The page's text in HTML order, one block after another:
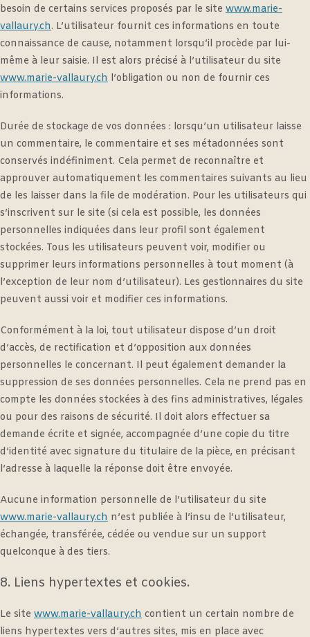
besoin de certains services proposés par le site www.marie-
vallaury.ch. L’utilisateur fournit ces informations en toute
connaissance de cause, notamment lorsqu’il procède par lui-
même à leur saisie. Il est alors précisé à l’utilisateur du site
www.marie-vallaury.ch l’obligation ou non de fournir ces
informations.
Durée de stockage de vos données : lorsqu’un utilisateur laisse
un commentaire, le commentaire et ses métadonnées sont
conservés indéfiniment. Cela permet de reconnaître et
approuver automatiquement les commentaires suivants au lieu
de les laisser dans la file de modération. Pour les utilisateurs qui
s’inscrivent sur le site (si cela est possible, les données
personnelles indiquées dans leur profil sont également
stockées. Tous les utilisateurs peuvent voir, modifier ou
supprimer leurs informations personnelles à tout moment (à
l’exception de leur nom d’utilisateur). Les gestionnaires du site
peuvent aussi voir et modifier ces informations.
Conformément à la loi, tout utilisateur dispose d’un droit
d’accès, de rectification et d’opposition aux données
personnelles le concernant. Il peut également demander la
suppression de ses données personnelles. Cela ne prend pas en
compte les données stockées à des fins administratives, légales
ou pour des raisons de sécurité. Il doit alors effectuer sa
demande écrite et signée, accompagnée d’une copie du titre
d’identité avec signature du titulaire de la pièce, en précisant
l’adresse à laquelle la réponse doit être envoyée.
Aucune information personnelle de l’utilisateur du site
www.marie-vallaury.ch n’est publiée à l’insu de l’utilisateur,
échangée, transférée, cédée ou vendue sur un support
quelconque à des tiers.
8. Liens hypertextes et cookies.
Le site www.marie-vallaury.ch contient un certain nombre de
liens hypertextes vers d’autres sites, mis en place avec